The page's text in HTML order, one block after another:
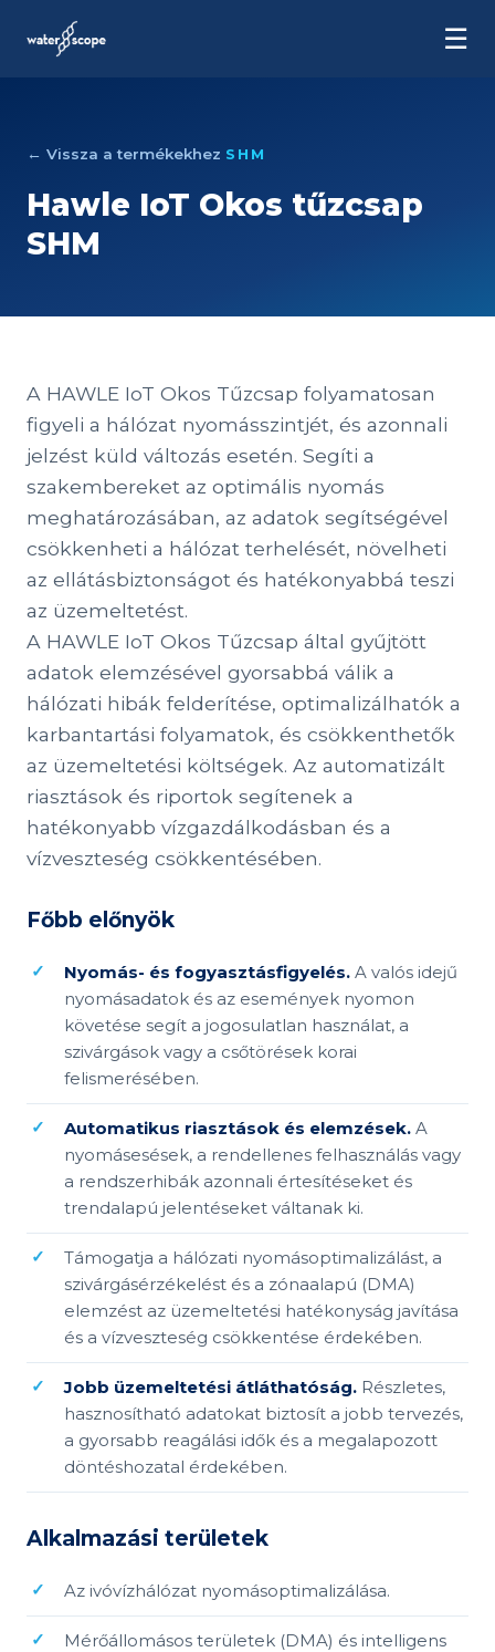
☰
← Vissza a termékekhez SHM
Hawle IoT Okos tűzcsap
SHM
A HAWLE IoT Okos Tűzcsap folyamatosan
figyeli a hálózat nyomásszintjét, és azonnali
jelzést küld változás esetén. Segíti a
szakembereket az optimális nyomás
meghatározásában, az adatok segítségével
csökkenheti a hálózat terhelését, növelheti
az ellátásbiztonságot és hatékonyabbá teszi
az üzemeltetést.
A HAWLE IoT Okos Tűzcsap által gyűjtött
adatok elemzésével gyorsabbá válik a
hálózati hibák felderítése, optimalizálhatók a
karbantartási folyamatok, és csökkenthetők
az üzemeltetési költségek. Az automatizált
riasztások és riportok segítenek a
hatékonyabb vízgazdálkodásban és a
vízveszteség csökkentésében.
Főbb előnyök
Nyomás- és fogyasztásfigyelés. A valós idejű
nyomásadatok és az események nyomon
követése segít a jogosulatlan használat, a
szivárgások vagy a csőtörések korai
felismerésében.
Automatikus riasztások és elemzések. A
nyomásesések, a rendellenes felhasználás vagy
a rendszerhibák azonnali értesítéseket és
trendalapú jelentéseket váltanak ki.
Támogatja a hálózati nyomásoptimalizálást, a
szivárgásérzékelést és a zónaalapú (DMA)
elemzést az üzemeltetési hatékonyság javítása
és a vízveszteség csökkentése érdekében.
Jobb üzemeltetési átláthatóság. Részletes,
hasznosítható adatokat biztosít a jobb tervezés,
a gyorsabb reagálási idők és a megalapozott
döntéshozatal érdekében.
Alkalmazási területek
Az ivóvízhálózat nyomásoptimalizálása.
Mérőállomásos területek (DMA) és intelligens